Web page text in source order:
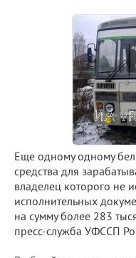
Еще одному одному
средства для
владелец которого не
исполнительных
на сумму более 283
пресс-служба УФССП